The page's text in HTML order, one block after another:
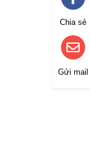
Chia sẻ
Gửi mail